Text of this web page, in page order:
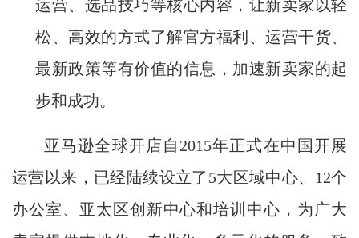
运营、选品技巧等核心内容，让新卖家以轻
松、高效的方式了解官方福利、运营干货、
最新政策等有价值的信息，加速新卖家的起
步和成功。
亚马逊全球开店自2015年正式在中国开展
运营以来，已经陆续设立了5大区域中心、12个
办公室、亚太区创新中心和培训中心，为广大